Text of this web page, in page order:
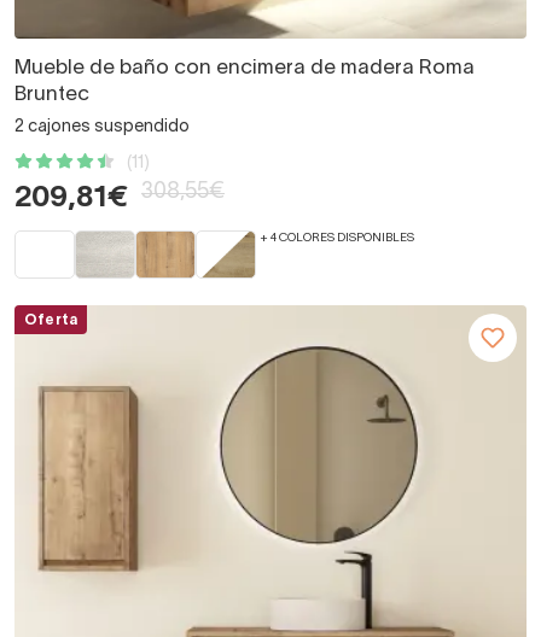
Mueble de baño con encimera de madera Roma
Bruntec
2 cajones suspendido
(11)
209,81€ 308,55€
+ 4 COLORES DISPONIBLES
Oferta